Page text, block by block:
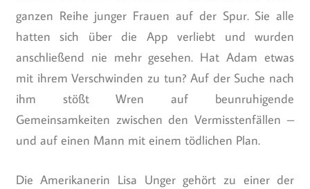
ganzen Reihe junger Frauen auf der Spur. Sie alle
hatten sich über die App verliebt und wurden
anschließend nie mehr gesehen. Hat Adam etwas
mit ihrem Verschwinden zu tun? Auf der Suche nach
ihm stößt Wren auf beunruhigende
Gemeinsamkeiten zwischen den Vermisstenfällen –
und auf einen Mann mit einem tödlichen Plan.
Die Amerikanerin Lisa Unger gehört zu einer der